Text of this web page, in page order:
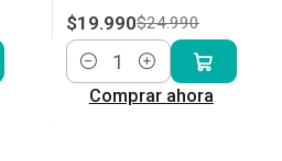
$19.990$24.990
Cantidad
Comprar ahora